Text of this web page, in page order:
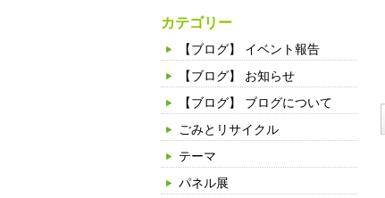
カテゴリー
【ブログ】 イベント報告
【ブログ】 お知らせ
【ブログ】 ブログについて
ごみとリサイクル
テーマ
パネル展